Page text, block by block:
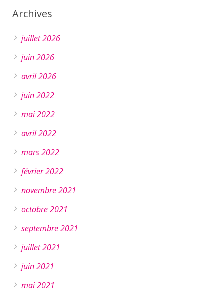
Archives
juillet 2026
juin 2026
avril 2026
juin 2022
mai 2022
avril 2022
mars 2022
février 2022
novembre 2021
octobre 2021
septembre 2021
juillet 2021
juin 2021
mai 2021